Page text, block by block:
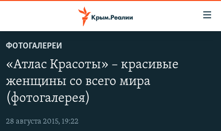
основному
содержанию
Вернутся
навигации
СПЕЦПРОЕКТЫ
ГРУЗ 200
КАРТА ВОЕННЫХ ОБЪЕКТОВ КРЫМА
11 ЛЕТ ОККУПАЦИИ КРЫМА. 11 ИСТОРИЙ СОПРОТИВЛЕНИЯ
ВОДА
ИСТОРИЯ
ЕЩЕ
ФОТОГАЛЕРЕИ
«Атлас Красоты» – красивые
женщины со всего мира
(фотогалерея)
28 августа 2015, 19:22